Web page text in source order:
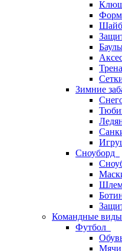
Зимние
Сноуборд
Командные виды
Футбол
Мячи